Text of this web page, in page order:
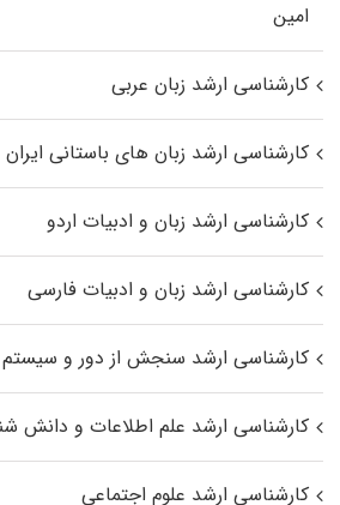
اﻣﻴﻦ
کارشناسی ارشد زبان عربی
کارشناسی ارشد زبان‌ های باستانی ایران
کارشناسی ارشد زبان و ادبیات اردو
کارشناسی ارشد زبان و ادبیات فارسی
کارشناسی ارشد سنجش از دور و سیستم
کارشناسی ارشد علم اطلاعات و دانش
کارشناسی ارشد علوم اجتماعی